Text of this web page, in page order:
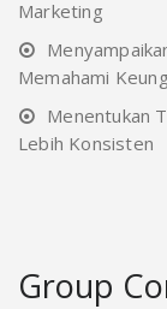
Marketing
Memahami
Menentukan
Lebih Konsisten
Group